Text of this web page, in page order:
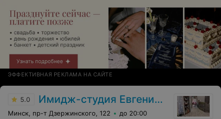
других салонах принято.
ЭФФЕКТИВНАЯ РЕКЛАМА НА САЙТЕ
5.0 Имидж-студия Евгении Пилеко
Минск, пр-т Дзержинского, 122 до 20:00